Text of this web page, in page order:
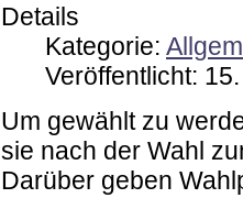
Details
Kategorie:
Veröffentlicht:
Um gewählt zu
sie nach der Wahl
Darüber geben